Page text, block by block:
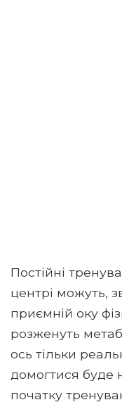
Постійні
центрі можуть,
приємній оку
розженуть
ось тільки
домогтися буде
початку